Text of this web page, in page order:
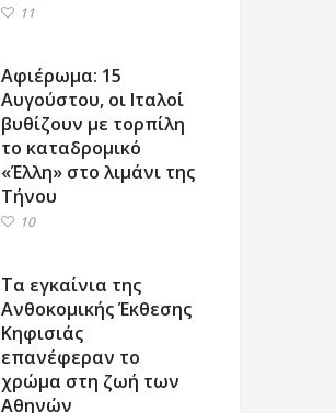
11
Αφιέρωμα: 15
Αυγούστου, οι Ιταλοί
βυθίζουν με τορπίλη
το καταδρομικό
«Έλλη» στο λιμάνι της
Τήνου
10
Τα εγκαίνια της
Ανθοκομικής Έκθεσης
Κηφισιάς
επανέφεραν το
χρώμα στη ζωή των
Αθηνών